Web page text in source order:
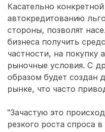
Касательно
автокредитованию
стороны, позволят
бизнеса получить
частности, на покупку
рыночные условия. С
образом будет создан
рынке, что часто
"Зачастую это
резкого роста спроса